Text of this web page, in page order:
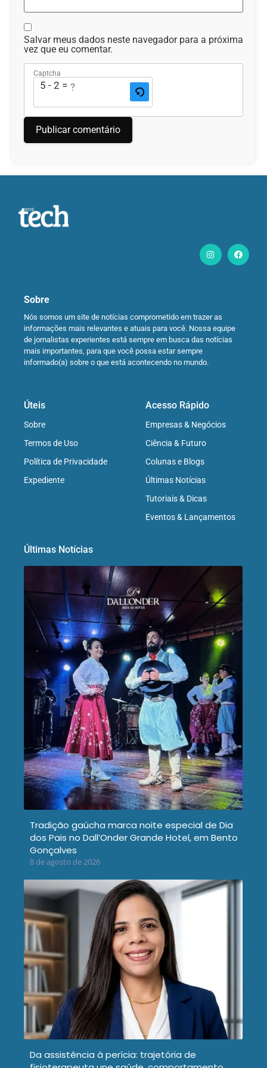
Salvar meus dados neste navegador para a próxima
vez que eu comentar.
Captcha
5 - 2 = ?
Sobre
Nós somos um site de notícias comprometido em trazer as
informações mais relevantes e atuais para você. Nossa equipe
de jornalistas experientes está sempre em busca das notícias
mais importantes, para que você possa estar sempre
informado(a) sobre o que está acontecendo no mundo.
Úteis
Sobre
Termos de Uso
Política de Privacidade
Expediente
Acesso Rápido
Empresas & Negócios
Ciência & Futuro
Colunas e Blogs
Últimas Notícias
Tutoriais & Dicas
Eventos & Lançamentos
Últimas Notícias
Tradição gaúcha marca noite especial de Dia
dos Pais no Dall’Onder Grande Hotel, em Bento
Gonçalves
8 de agosto de 2026
Da assistência à perícia: trajetória de